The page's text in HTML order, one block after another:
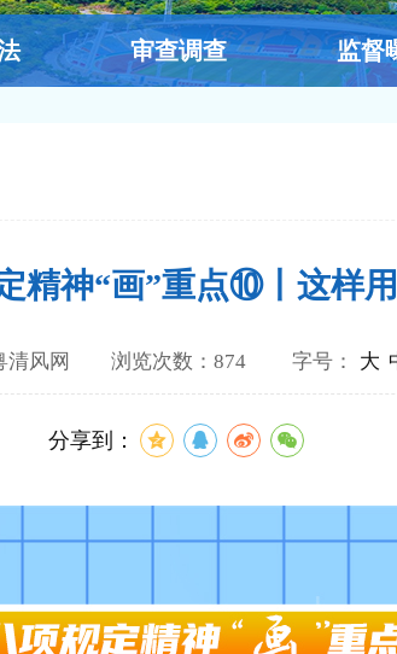
审查调查 监督
精神“画”重点⑩丨这样
粤清风网 浏览次数：874 字号： 大
分享到：